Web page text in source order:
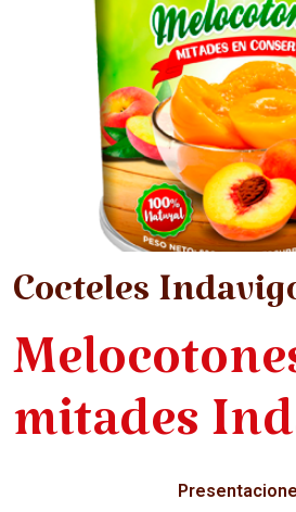
Cocteles
mitades